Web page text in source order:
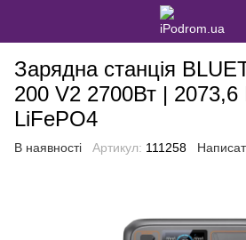
Зарядна станція
200 V2 2700Вт | 2073,6
LiFePO4
В наявності Артикул: 111258